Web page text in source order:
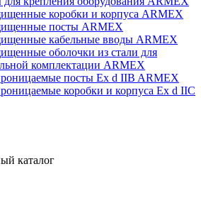
коробки и корпуса ARMEX
посты ARMEX
кабельные вводы ARMEX
оболочки из стали для
комплектации ARMEX
посты Ex d IIB ARMEX
коробки и корпуса Ex d IIС
каталог